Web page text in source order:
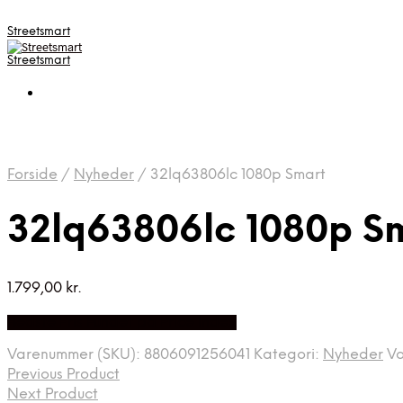
Streetsmart
Streetsmart
Forside / Nyheder / 32lq63806lc 1080p Smart
32lq63806lc 1080p
1.799,00 kr.
Varenummer (SKU): 8806091256041 Kategori: Nyheder
Previous Product
Next Product